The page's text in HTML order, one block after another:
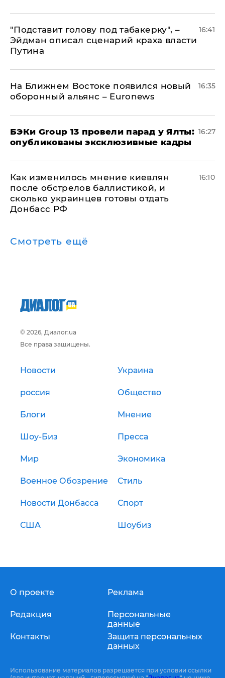
​"Подставит голову под табакерку", –
Эйдман описал сценарий краха власти
Путина
16:41
На Ближнем Востоке появился новый
оборонный альянс – Euronews
16:35
​БЭКи Group 13 провели парад у Ялты:
опубликованы эксклюзивные кадры
16:27
Как изменилось мнение киевлян
после обстрелов баллистикой, и
сколько украинцев готовы отдать
Донбасс РФ
16:10
Смотреть ещё
© 2026, Диалог.ua
Все права защищены.
Новости Украина
россия Общество
Блоги Мнение
Шоу-Биз Пресса
Мир Экономика
Военное Обозрение Стиль
Новости Донбасса Спорт
США Шоубиз
О проекте
Редакция
Контакты
Реклама
Персональные
данные
Защита персональных
данных
Использование материалов разрешается при условии ссылки